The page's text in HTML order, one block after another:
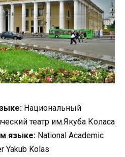
Национальный
театр им.Якуба Коласа
языке: National Academic
Yakub Kolas